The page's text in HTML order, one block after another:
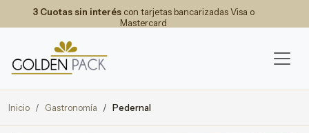
3 Cuotas sin interéscon tarjetas bancarizadas Visa o
Mastercard
Inicio Gastronomía Pedernal